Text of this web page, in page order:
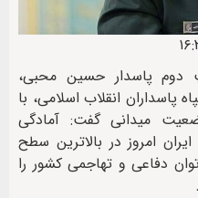
دوم پاسدار حسین محبی،
انقلاب اسلامی، با
میدانی گفت: آمادگی
امروز در بالاترین سطح
دفاعی و تهاجمی کشور را